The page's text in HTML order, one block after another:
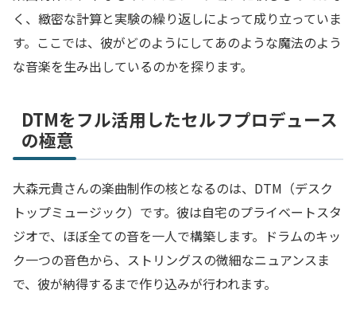
く、緻密な計算と実験の繰り返しによって成り立っていま
す。ここでは、彼がどのようにしてあのような魔法のよう
な音楽を生み出しているのかを探ります。
DTMをフル活用したセルフプロデュース
の極意
大森元貴さんの楽曲制作の核となるのは、DTM（デスク
トップミュージック）です。彼は自宅のプライベートスタ
ジオで、ほぼ全ての音を一人で構築します。ドラムのキッ
ク一つの音色から、ストリングスの微細なニュアンスま
で、彼が納得するまで作り込みが行われます。